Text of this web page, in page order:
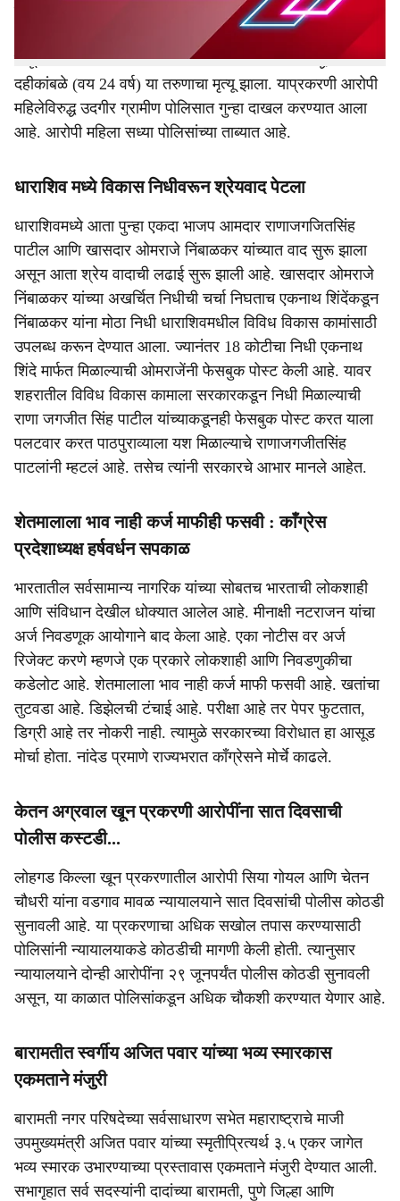
महिला आणि मयत उद्धव दहीकांबळे यांच्यात वाद झाला. या वादात
आरोपी महिला वंदना मादळे हिने, मयताच्या तोंडावर उकळत तेल
टाकून गंभीर जखमी केलं. यामध्ये उपचारदरम्यान मयत उद्धव
दहीकांबळे (वय 24 वर्ष) या तरुणाचा मृत्यू झाला. याप्रकरणी आरोपी
महिलेविरुद्ध उदगीर ग्रामीण पोलिसात गुन्हा दाखल करण्यात आला
आहे. आरोपी महिला सध्या पोलिसांच्या ताब्यात आहे.
धाराशिव मध्ये विकास निधीवरून श्रेयवाद पेटला
धाराशिवमध्ये आता पुन्हा एकदा भाजप आमदार राणाजगजितसिंह
पाटील आणि खासदार ओमराजे निंबाळकर यांच्यात वाद सुरू झाला
असून आता श्रेय वादाची लढाई सुरू झाली आहे. खासदार ओमराजे
निंबाळकर यांच्या अखर्चित निधीची चर्चा निघताच एकनाथ शिंदेंकडून
निंबाळकर यांना मोठा निधी धाराशिवमधील विविध विकास कामांसाठी
उपलब्ध करून देण्यात आला. ज्यानंतर 18 कोटीचा निधी एकनाथ
शिंदे मार्फत मिळाल्याची ओमराजेंनी फेसबुक पोस्ट केली आहे. यावर
शहरातील विविध विकास कामाला सरकारकडून निधी मिळाल्याची
राणा जगजीत सिंह पाटील यांच्याकडूनही फेसबुक पोस्ट करत याला
पलटवार करत पाठपुराव्याला यश मिळाल्याचे राणाजगजीतसिंह
पाटलांनी म्हटलं आहे. तसेच त्यांनी सरकारचे आभार मानले आहेत.
शेतमालाला भाव नाही कर्ज माफीही फसवी : काँग्रेस
प्रदेशाध्यक्ष हर्षवर्धन सपकाळ
भारतातील सर्वसामान्य नागरिक यांच्या सोबतच भारताची लोकशाही
आणि संविधान देखील धोक्यात आलेल आहे. मीनाक्षी नटराजन यांचा
अर्ज निवडणूक आयोगाने बाद केला आहे. एका नोटीस वर अर्ज
रिजेक्ट करणे म्हणजे एक प्रकारे लोकशाही आणि निवडणुकीचा
कडेलोट आहे. शेतमालाला भाव नाही कर्ज माफी फसवी आहे. खतांचा
तुटवडा आहे. डिझेलची टंचाई आहे. परीक्षा आहे तर पेपर फुटतात,
डिग्री आहे तर नोकरी नाही. त्यामुळे सरकारच्या विरोधात हा आसूड
मोर्चा होता. नांदेड प्रमाणे राज्यभरात काँग्रेसने मोर्चे काढले.
केतन अग्रवाल खून प्रकरणी आरोपींना सात दिवसाची
पोलीस कस्टडी...
लोहगड किल्ला खून प्रकरणातील आरोपी सिया गोयल आणि चेतन
चौधरी यांना वडगाव मावळ न्यायालयाने सात दिवसांची पोलीस कोठडी
सुनावली आहे. या प्रकरणाचा अधिक सखोल तपास करण्यासाठी
पोलिसांनी न्यायालयाकडे कोठडीची मागणी केली होती. त्यानुसार
न्यायालयाने दोन्ही आरोपींना २९ जूनपर्यंत पोलीस कोठडी सुनावली
असून, या काळात पोलिसांकडून अधिक चौकशी करण्यात येणार आहे.
बारामतीत स्वर्गीय अजित पवार यांच्या भव्य स्मारकास
एकमताने मंजुरी
बारामती नगर परिषदेच्या सर्वसाधारण सभेत महाराष्ट्राचे माजी
उपमुख्यमंत्री अजित पवार यांच्या स्मृतीप्रित्यर्थ ३.५ एकर जागेत
भव्य स्मारक उभारण्याच्या प्रस्तावास एकमताने मंजुरी देण्यात आली.
सभागृहात सर्व सदस्यांनी दादांच्या बारामती, पुणे जिल्हा आणि